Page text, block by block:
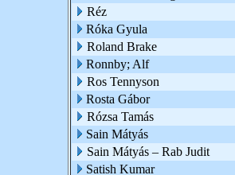
Réz
Róka Gyula
Roland Brake
Ronnby; Alf
Ros Tennyson
Rosta Gábor
Rózsa Tamás
Sain Mátyás
Sain Mátyás – Rab Judit
Satish Kumar